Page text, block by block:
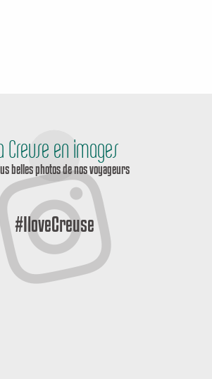
Creuse en images
belles photos de nos voyageurs
#IloveCreuse